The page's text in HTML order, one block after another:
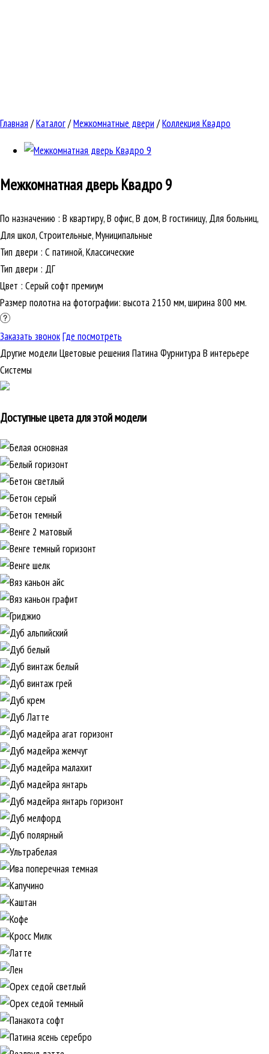
Главная /Каталог/Межкомнатные двери /Коллекция Квадро
Межкомнатная дверь Квадро 9
По назначению : В квартиру, В офис, В дом, В гостиницу, Для больниц,
Для школ, Строительные, Муниципальные
Тип двери : С патиной, Классические
Тип двери : ДГ
Цвет : Серый софт премиум
Размер полотна на фотографии: высота 2150 мм, ширина 800 мм.
Заказать звонокГде посмотреть
Другие модели Цветовые решения ПатинаФурнитураВ интерьере
Cистемы
Доступные цвета для этой модели